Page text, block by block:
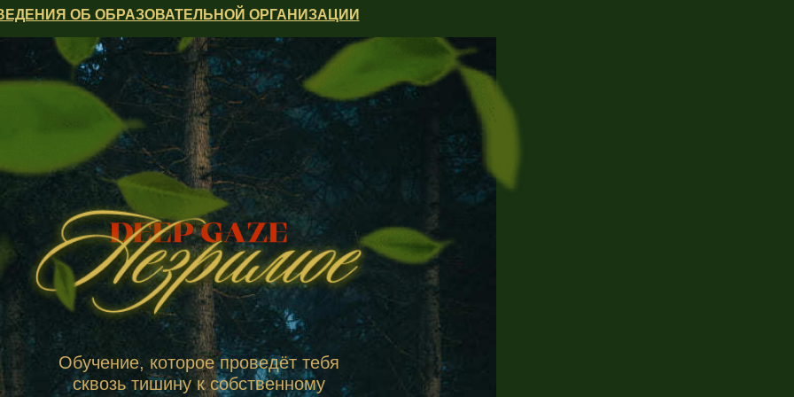
ОБ ОБРАЗОВАТЕЛЬНОЙ ОРГАНИЗАЦИИ
Обучение, которое проведёт тебя
сквозь тишину к собственному